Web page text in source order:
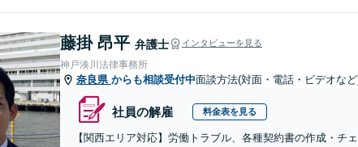
藤掛 昂平 弁護士 インタビューを見る
神戸湊川法律事務所
奈良県 からも相談受付中面談方法(対面・電話・ビデオな
社員の解雇 料金表を見る
【関西エリア対応】労働トラブル、各種契約書の作成・